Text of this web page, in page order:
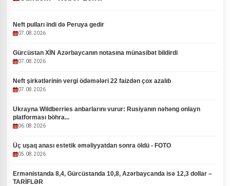
Neft pulları indi də Peruya gedir
07.08.2026
Gürcüstan XİN Azərbaycanın notasına münasibət bildirdi
07.08.2026
Neft şirkətlərinin vergi ödəmələri 22 faizdən çox azalıb
07.08.2026
Ukrayna Wildberries anbarlarını vurur: Rusiyanın nəhəng onlayn
platforması böhra...
06.08.2026
Üç uşaq anası estetik əməliyyatdan sonra öldü - FOTO
05.08.2026
Ermənistanda 8,4, Gürcüstanda 10,8, Azərbaycanda isə 12,3 dollar –
TARİFLƏR